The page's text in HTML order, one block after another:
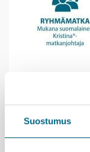
Suostumus
Valkoista
viettää
Upeita